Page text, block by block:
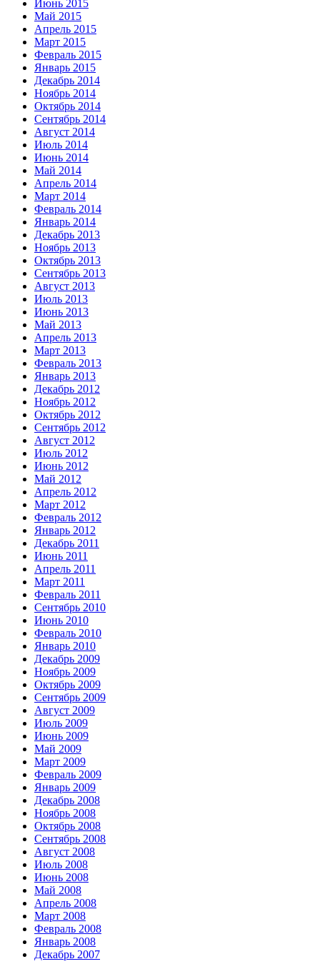
Июнь 2015
Май 2015
Апрель 2015
Март 2015
Февраль 2015
Январь 2015
Декабрь 2014
Ноябрь 2014
Октябрь 2014
Сентябрь 2014
Август 2014
Июль 2014
Июнь 2014
Май 2014
Апрель 2014
Март 2014
Февраль 2014
Январь 2014
Декабрь 2013
Ноябрь 2013
Октябрь 2013
Сентябрь 2013
Август 2013
Июль 2013
Июнь 2013
Май 2013
Апрель 2013
Март 2013
Февраль 2013
Январь 2013
Декабрь 2012
Ноябрь 2012
Октябрь 2012
Сентябрь 2012
Август 2012
Июль 2012
Июнь 2012
Май 2012
Апрель 2012
Март 2012
Февраль 2012
Январь 2012
Декабрь 2011
Июнь 2011
Апрель 2011
Март 2011
Февраль 2011
Сентябрь 2010
Июнь 2010
Февраль 2010
Январь 2010
Декабрь 2009
Ноябрь 2009
Октябрь 2009
Сентябрь 2009
Август 2009
Июль 2009
Июнь 2009
Май 2009
Март 2009
Февраль 2009
Январь 2009
Декабрь 2008
Ноябрь 2008
Октябрь 2008
Сентябрь 2008
Август 2008
Июль 2008
Июнь 2008
Май 2008
Апрель 2008
Март 2008
Февраль 2008
Январь 2008
Декабрь 2007